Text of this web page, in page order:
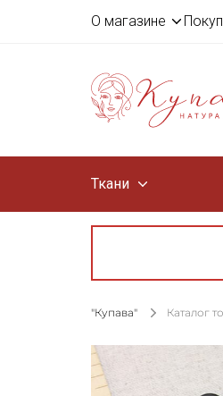
О магазине
Ткани
"Купава" Каталог